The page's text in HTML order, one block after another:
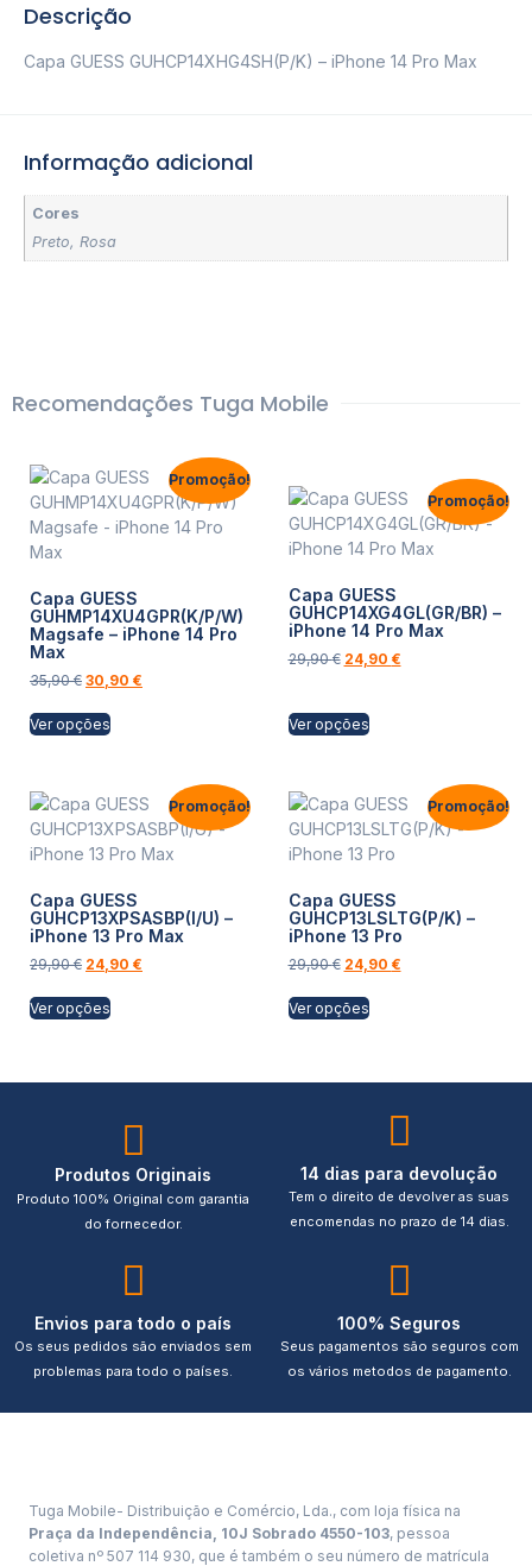
Descrição
Capa GUESS GUHCP14XHG4SH(P/K) – iPhone 14 Pro Max
Informação adicional
Cores
Preto,Rosa
Recomendações Tuga Mobile
Promoção!
Capa GUESS
GUHMP14XU4GPR(K/P/W)
Magsafe – iPhone 14 Pro
Max
35,90€ 30,90 €
Ver opções
Promoção!
Capa GUESS
GUHCP14XG4GL(GR/BR) –
iPhone 14 Pro Max
29,90€ 24,90 €
Ver opções
Promoção!
Capa GUESS
GUHCP13XPSASBP(I/U) –
iPhone 13 Pro Max
29,90€ 24,90 €
Ver opções
Promoção!
Capa GUESS
GUHCP13LSLTG(P/K) –
iPhone 13 Pro
29,90€ 24,90 €
Ver opções
Produtos Originais
Produto 100% Original com garantia
do fornecedor.
14 dias para devolução
Tem o direito de devolver as suas
encomendas no prazo de 14 dias.
Envios para todo o país
Os seus pedidos são enviados sem
problemas para todo o países.
100% Seguros
Seus pagamentos são seguros com
os vários metodos de pagamento.
Tuga Mobile- Distribuição e Comércio, Lda., com loja física na
Praça da Independência, 10J Sobrado 4550-103, pessoa
coletiva nº 507 114 930, que é também o seu número de matrícula